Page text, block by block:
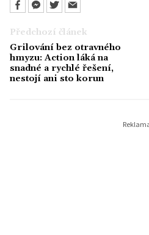
Předchozí článek
Grilování bez otravného
hmyzu: Action láká na
snadné a rychlé řešení,
nestojí ani sto korun